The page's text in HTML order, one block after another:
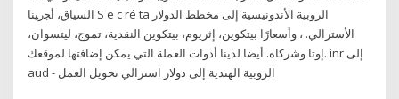
اﻟﺴﻴﺎق، أﺠرﻴﻨﺎ S e c ré ta الروبية الأندونيسية إلى مخطط الدولار
الأسترالي. ، وأسعارًا بيتكوين، إثريوم، بيتكوين النقدية، تموج، ليتسوان،
إوتا وشركاه. أيضا لدينا أدوات العملة التي يمكن إضافتها لموقعك. inr إلى
aud - الروبية الهندية إلى دولار استرالي تحويل العمل